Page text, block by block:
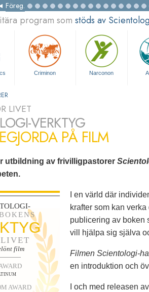
Föreg.
program som stöds av
Criminon Narconon
LIVET
VERKTYG
PÅ FILM
utbildning av frivilligpastorer
film
AWARD
I en värld där
krafter som kan
publicering av boken
vill hjälpa sig själva
Filmen Scientologi-
en introduktion och
I och med releasen